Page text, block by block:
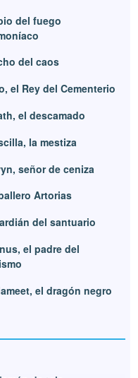
del fuego
del caos
el Rey del Cementerio
el descamado
la mestiza
señor de ceniza
Artorias
del santuario
el padre del
el dragón negro